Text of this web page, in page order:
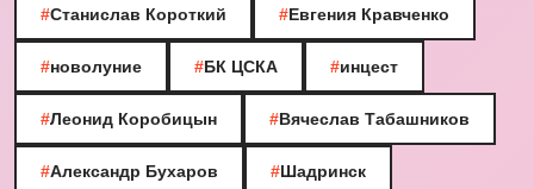
#Станислав Короткий #Евгения Кравченко
#новолуние #БК ЦСКА #инцест
#Леонид Коробицын #Вячеслав Табашников
#Александр Бухаров #Шадринск